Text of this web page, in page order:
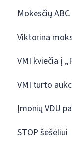
Mokesčių ABC
Viktorina
VMI kviečia į
VMI turto
Įmonių VDU
STOP šešėliui